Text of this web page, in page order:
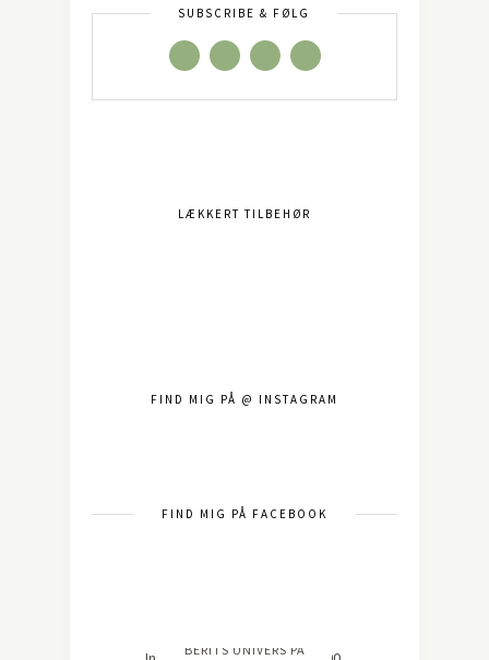
SUBSCRIBE & FØLG
LÆKKERT TILBEHØR
FIND MIG PÅ @ INSTAGRAM
FIND MIG PÅ FACEBOOK
BERITS UNIVERS PÅ